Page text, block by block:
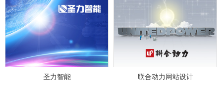
圣力智能 联合动力网站设计